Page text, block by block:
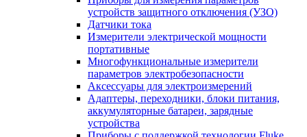
устройств защитного отключения (УЗО)
Датчики тока
Измерители электрической мощности
портативные
Многофункциональные измерители
параметров электробезопасности
Аксессуары для электроизмерений
Адаптеры, переходники, блоки питания,
аккумуляторные батареи, зарядные
устройства